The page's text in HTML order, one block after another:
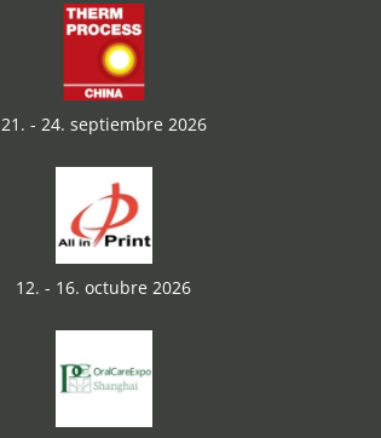
21. - 24. septiembre 2026
12. - 16. octubre 2026